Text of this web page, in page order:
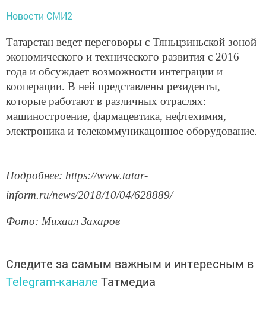
Новости СМИ2
Татарстан ведет переговоры с Тяньцзиньской зоной
экономического и технического развития с 2016
года и обсуждает возможности интеграции и
кооперации. В ней представлены резиденты,
которые работают в различных отраслях:
машиностроение, фармацевтика, нефтехимия,
электроника и телекоммуникацонное оборудование.
Подробнее: https://www.tatar-
inform.ru/news/2018/10/04/628889/
Фото: Михаил Захаров
Следите за самым важным и интересным в
Telegram-канале Татмедиа